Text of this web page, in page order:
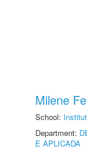
Milene
School:
Department:
E APLICADA